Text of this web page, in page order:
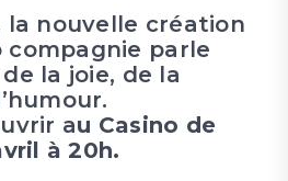
la nouvelle création
compagnie parle
la joie, de la
au Casino de
à 20h.